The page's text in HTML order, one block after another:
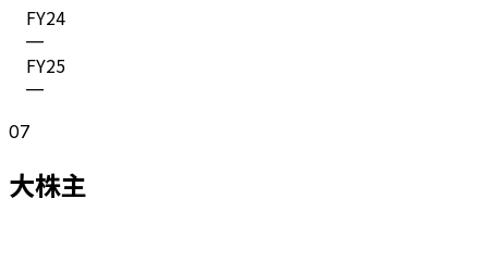
FY24
—
FY25
—
07
大株主